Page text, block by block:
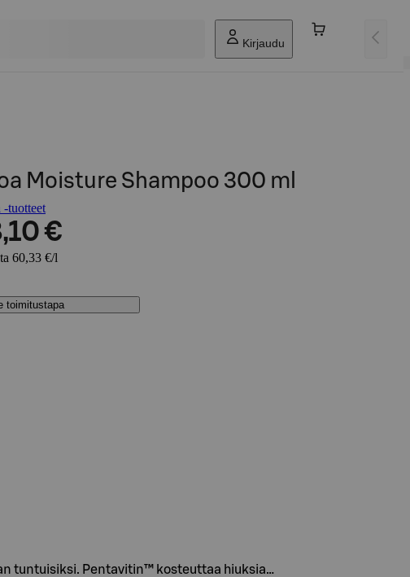
Kirjaudu
Moisture Shampoo 300 ml
tuotteet
€
60,33 €/l
toimitustapa
tuntuisiksi. Pentavitin™ kosteuttaa hiuksia…